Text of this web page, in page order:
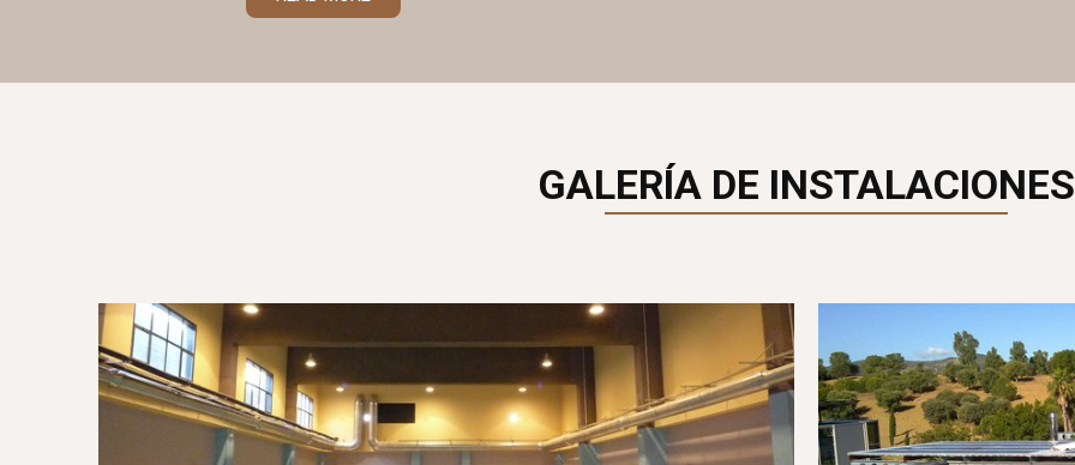
GALERÍA DE INSTALACIONES